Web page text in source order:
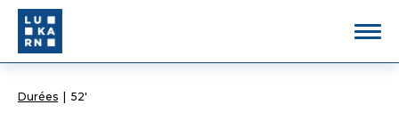
Durées 52'